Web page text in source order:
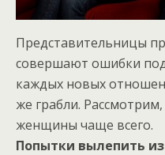
Представительницы
совершают ошибки
каждых новых
же грабли.
женщины чаще всего.
Попытки вылепить